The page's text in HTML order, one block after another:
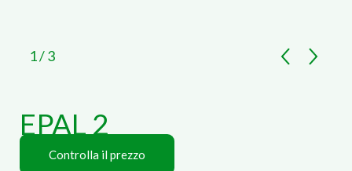
1/ 3
EPAL 2
Controlla il prezzo